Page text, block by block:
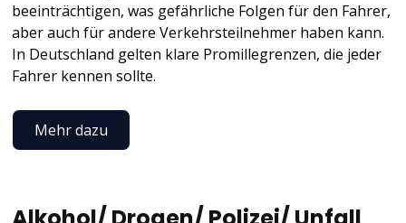
beeinträchtigen, was gefährliche Folgen für den Fahrer,
aber auch für andere Verkehrsteilnehmer haben kann.
In Deutschland gelten klare Promillegrenzen, die jeder
Fahrer kennen sollte.
Mehr dazu